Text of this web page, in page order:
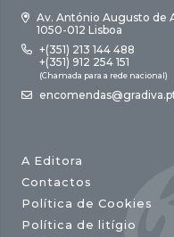
Av. António Augusto de
1050-012 Lisboa
+(351) 213 144 488
+(351) 912 254 151
(Chamada para a rede nacional)
A Editora
Contactos
Política de Cookies
Política de litígio